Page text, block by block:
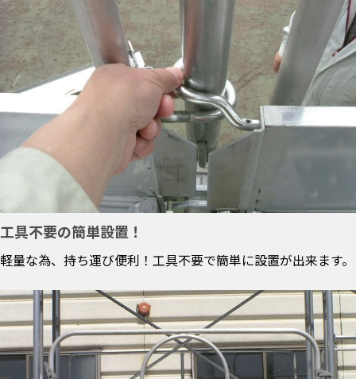
工具不要の簡単設置！
軽量な為、持ち運び便利！工具不要で簡単に設置が出来ます。